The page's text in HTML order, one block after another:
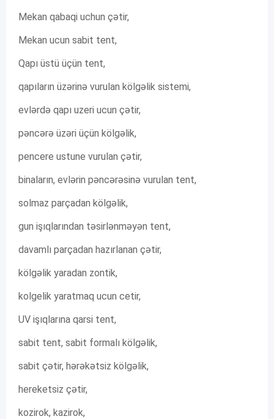
Mekan qabaqi uchun çətir,
Mekan ucun sabit tent,
Qapı üstü üçün tent,
qapıların üzərinə vurulan kölgəlik sistemi,
evlərdə qapı uzeri ucun çətir,
pəncərə üzəri üçün kölgəlik,
pencere ustune vurulan çətir,
binaların, evlərin pəncərəsinə vurulan tent,
solmaz parçadan kölgəlik,
gun işıqlarından təsirlənməyən tent,
davamlı parçadan hazırlanan çətir,
kölgəlik yaradan zontik,
kolgelik yaratmaq ucun cetir,
UV işıqlarına qarsi tent,
sabit tent, sabit formalı kölgəlik,
sabit çətir, hərəkətsiz kölgəlik,
hereketsiz çətir,
kozirok, kazirok,